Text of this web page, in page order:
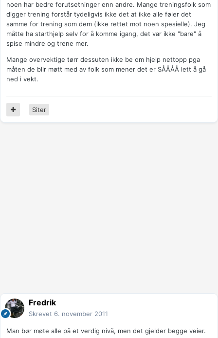
noen har bedre forutsetninger enn andre. Mange treningsfolk som
digger trening forstår tydeligvis ikke det at ikke alle føler det
samme for trening som dem (ikke rettet mot noen spesielle). Jeg
måtte ha starthjelp selv for å komme igang, det var ikke "bare" å
spise mindre og trene mer.
Mange overvektige tørr dessuten ikke be om hjelp nettopp pga
måten de blir møtt med av folk som mener det er SÅÅÅÅ lett å gå
ned i vekt.
Siter
Fredrik
Skrevet 6. november 2011
Man bør møte alle på et verdig nivå, men det gjelder begge veier.